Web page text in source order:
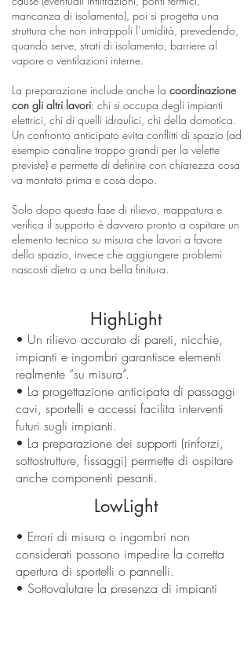
mancanza di isolamento), poi si progetta una
struttura che non intrappoli l’umidità, prevedendo,
quando serve, strati di isolamento, barriere al
vapore o ventilazioni interne.
La preparazione include anche la coordinazione
con gli altri lavori: chi si occupa degli impianti
elettrici, chi di quelli idraulici, chi della domotica.
Un confronto anticipato evita conflitti di spazio (ad
esempio canaline troppo grandi per la velette
previste) e permette di definire con chiarezza cosa
va montato prima e cosa dopo.
Solo dopo questa fase di rilievo, mappatura e
verifica il supporto è davvero pronto a ospitare un
elemento tecnico su misura che lavori a favore
dello spazio, invece che aggiungere problemi
nascosti dietro a una bella finitura.
HighLight
• Un rilievo accurato di pareti, nicchie,
impianti e ingombri garantisce elementi
realmente “su misura”.
• La progettazione anticipata di passaggi
cavi, sportelli e accessi facilita interventi
futuri sugli impianti.
• La preparazione dei supporti (rinforzi,
sottostrutture, fissaggi) permette di ospitare
anche componenti pesanti.
LowLight
• Errori di misura o ingombri non
considerati possono impedire la corretta
apertura di sportelli o pannelli.
• Sottovalutare la presenza di impianti